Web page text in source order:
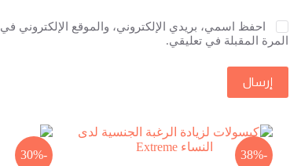
احفظ اسمي، بريدي الإلكتروني، والموقع الإلكتروني
المرة المقبلة في تعليقي.
إرسال
-38%
-30%